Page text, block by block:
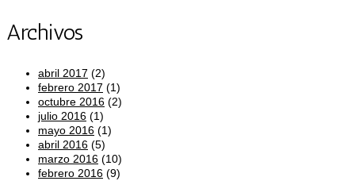
Archivos
abril 2017 (2)
febrero 2017 (1)
octubre 2016 (2)
julio 2016 (1)
mayo 2016 (1)
abril 2016 (5)
marzo 2016 (10)
febrero 2016 (9)